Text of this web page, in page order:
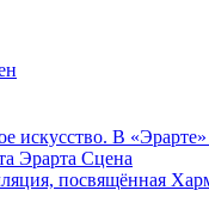
искусство. В
Эрарта Сцена
посвящённая